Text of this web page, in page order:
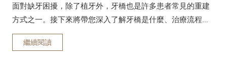
面對缺牙困擾，除了植牙外，牙橋也是許多患者常見的重建
方式之一。接下來將帶您深入了解牙橋是什麼、治療流程、
費用差異以及日常保養方式，幫助您評估是否適合透過牙橋
重新找回自然笑容與穩定咀嚼功能。
繼續閱讀